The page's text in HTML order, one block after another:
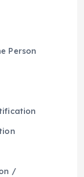
Person
/